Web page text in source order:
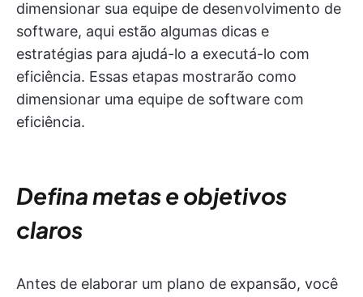
dimensionar sua equipe de desenvolvimento de
software, aqui estão algumas dicas e
estratégias para ajudá-lo a executá-lo com
eficiência. Essas etapas mostrarão como
dimensionar uma equipe de software com
eficiência.
Defina metas e objetivos
claros
Antes de elaborar um plano de expansão, você